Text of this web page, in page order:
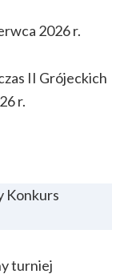
2026 r.
II Grójeckich
r.
Konkurs
turniej